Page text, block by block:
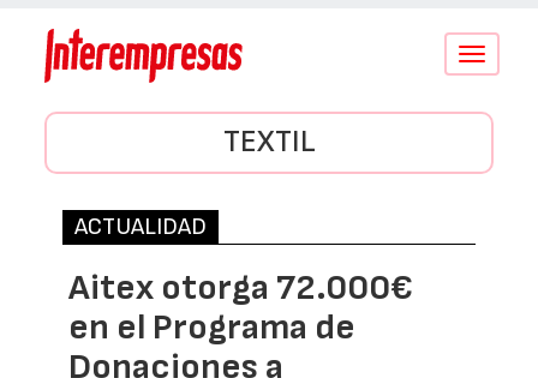
Conmutar
TEXTIL
ACTUALIDAD
Aitex otorga 72.000€
en el Programa de
Donaciones a